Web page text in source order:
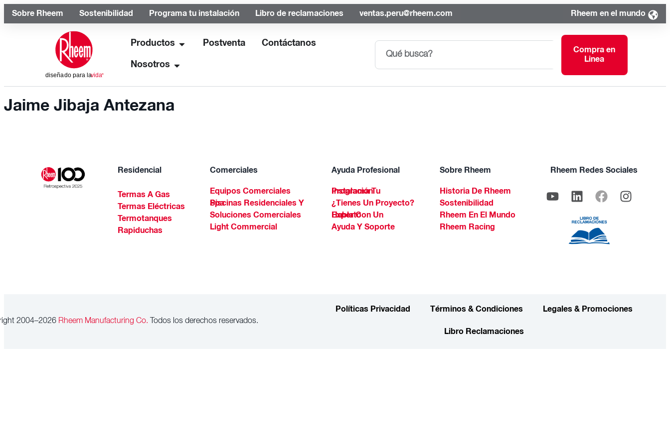
Sobre Rheem Sostenibilidad Programa tu instalación Libro de reclamaciones ventas.peru@rheem.com Rheem en el mundo
Productos Postventa Contáctanos
Nosotros
Compra en
Linea
Jaime Jibaja Antezana
Residencial
Termas A Gas
Termas Eléctricas
Termotanques
Rapiduchas
Comerciales
Equipos Comerciales
Piscinas Residenciales Y Spa
Soluciones Comerciales
Light Commercial
Ayuda Profesional
Programa Tu Instalación
¿Tienes Un Proyecto?
Habla Con Un Experto
Ayuda Y Soporte
Sobre Rheem
Historia De Rheem
Sostenibilidad
Rheem En El Mundo
Rheem Racing
Rheem Redes Sociales
2004–2026Rheem Manufacturing Co. Todos los derechos reservados.
Políticas Privacidad Términos & Condiciones Legales & Promociones
Libro Reclamaciones